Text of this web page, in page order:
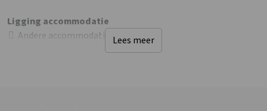
Ligging accommodatie
Andere accommodatie op terrein
Lees meer